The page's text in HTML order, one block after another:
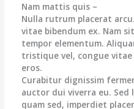
Nam mattis quis –
Nulla rutrum placerat
vitae bibendum ex. Nam
tempor elementum.
tristique vel, congue
eros.
Curabitur dignissim
auctor dui viverra eu.
quam sed, imperdiet